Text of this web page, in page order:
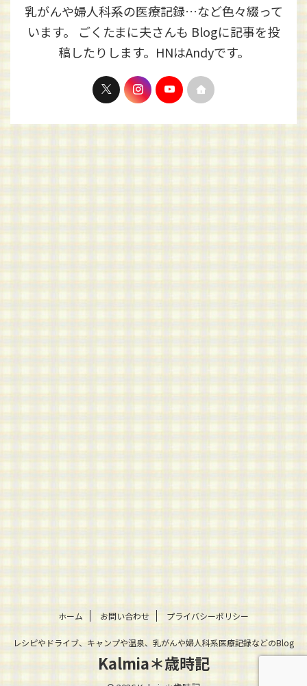
乳がんや婦人科系の医療記録…など色々綴って
います。 ごくたまに夫さんも Blogに記事を投
稿したりします。HNはAndyです。
ホーム お問い合わせ プライバシーポリシー
レシピやドライブ、キャンプや温泉、乳がんや婦人科系医療記録などのBlog
Kalmia＊歳時記